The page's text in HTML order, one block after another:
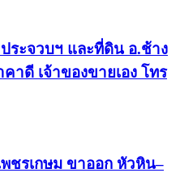
ระจวบฯ และที่ดิน อ.ช้าง
าดี เจ้าของขายเอง โทร
ชรเกษม ขาออก หัวหิน–